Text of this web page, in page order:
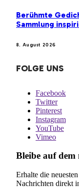
Berühmte
Sammlung
8. August 2026
FOLGE UNS
Facebook
Twitter
Pinterest
Instagram
YouTube
Vimeo
Bleibe auf dem
Erhalte die neuesten
Nachrichten direkt